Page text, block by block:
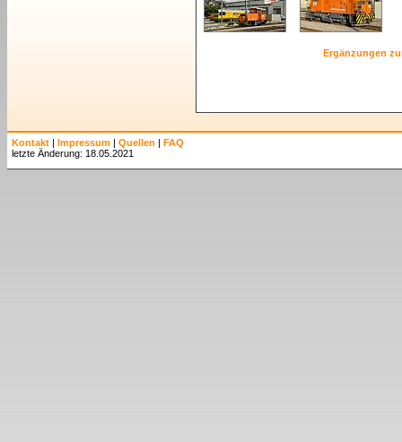
Ergänzungen
Kontakt | Impressum | Quellen | FAQ
letzte Änderung: 18.05.2021